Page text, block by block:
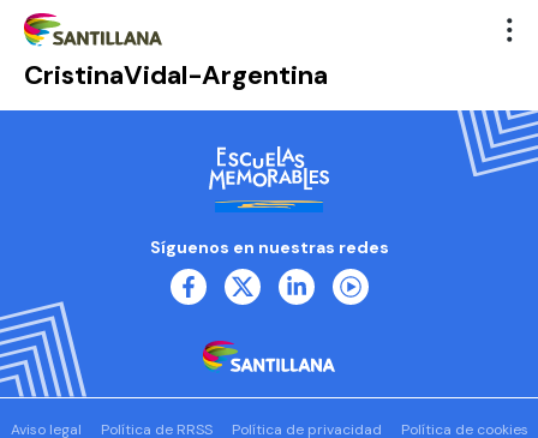
CristinaVidal-Argentina
Síguenos en nuestras redes
Aviso legal Política de RRSS Política de privacidad
Política de cookies